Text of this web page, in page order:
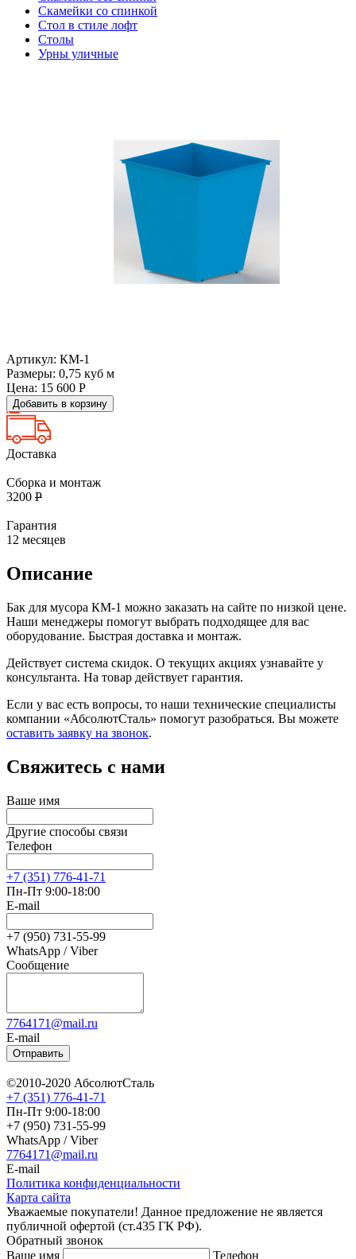
Скамейки со спинкой
Стол в стиле лофт
Столы
Урны уличные
Артикул: КМ-1
Размеры: 0,75 куб м
Цена: 15 600 Р
Добавить в корзину
Доставка
Сборка и монтаж
3200 Р
Гарантия
12 месяцев
Описание
Бак для мусора КМ-1 можно заказать на сайте по низкой цене.
Наши менеджеры помогут выбрать подходящее для вас
оборудование. Быстрая доставка и монтаж.
Действует система скидок. О текущих акциях узнавайте у
консультанта. На товар действует гарантия.
Если у вас есть вопросы, то наши технические специалисты
компании «АбсолютСталь» помогут разобраться. Вы можете
оставить заявку на звонок.
Свяжитесь с нами
Ваше имя
Другие способы связи
Телефон
+7 (351) 776-41-71
Пн-Пт 9:00-18:00
E-mail
+7 (950) 731-55-99
WhatsApp / Viber
Сообщение
7764171@mail.ru
E-mail
Отправить
©2010-2020 АбсолютСталь
+7 (351) 776-41-71
Пн-Пт 9:00-18:00
+7 (950) 731-55-99
WhatsApp / Viber
7764171@mail.ru
E-mail
Политика конфиденциальности
Карта сайта
Уважаемые покупатели! Данное предложение не является
публичной офертой (ст.435 ГК РФ).
Обратный звонок
Ваше имя
Телефон